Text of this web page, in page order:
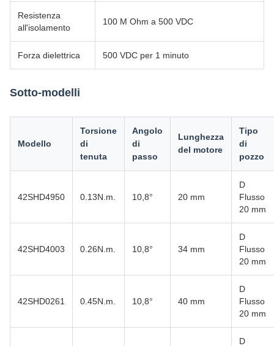
Resistenza
all'isolamento
100 M Ohm a 500 VDC
Forza dielettrica 500 VDC per 1 minuto
Sotto-modelli
Modello
Torsione
di
tenuta
Angolo
di
passo
Lunghezza
del motore
Tipo
di
pozzo
42SHD4950 0.13N.m. 10,8° 20 mm
D
Flusso
20 mm
42SHD4003 0.26N.m. 10,8° 34 mm
D
Flusso
20 mm
42SHD0261 0.45N.m. 10,8° 40 mm
D
Flusso
20 mm
D